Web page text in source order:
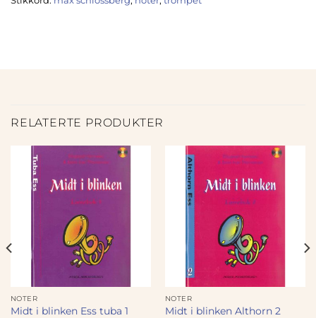
RELATERTE PRODUKTER
NOTER
Midt i blinken Ess tuba 1
NOTER
Midt i blinken Althorn 2